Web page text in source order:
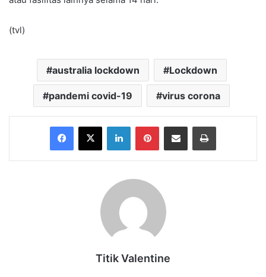
(tvl)
australia lockdown Lockdown
pandemi covid-19 virus corona
Facebook
X LinkedInPinterestShare via Email Print
Titik Valentine